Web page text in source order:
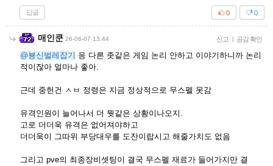
답글 0
0
매인쿤 26-06-07 13:44 신고 | 공감 확인
@뵹신벌레잡기 응 다른 좃같은 게임 논리 안하고 이야기하니까 논리
적이잖아 얼마나 좋아.
근데 중헌건 ㅅㅂ 정령은 지금 정상적으로 무스펠 못감
유격인원이 늘어나서 더 뭣같은 상황이나오지.
고로 더더욱 유격은 없어져야하고
더더욱이 그따위 부당대우를 도잔이랍시고 해줄가치도 없음
그리고 pve의 최종장비셋팅이 결국 무스펠 재료가 들어가지만 결